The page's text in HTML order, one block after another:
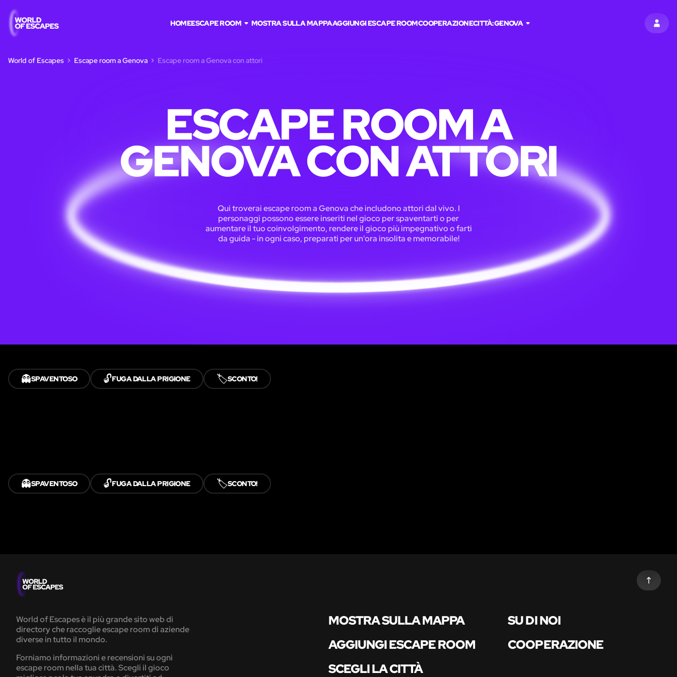
HOMEESCAPE ROOM MOSTRA SULLA MAPPAAGGIUNGI ESCAPE ROOMCOOPERAZIONECITTÀ:GENOVA
World of Escapes Escape room a Genova Escape room a Genova con attori
ESCAPE ROOM A
GENOVA CON ATTORI
Qui troverai escape room a Genova che includono attori dal vivo. I
personaggi possono essere inseriti nel gioco per spaventarti o per
aumentare il tuo coinvolgimento, rendere il gioco più impegnativo o farti
da guida - in ogni caso, preparati per un'ora insolita e memorabile!
👻SPAVENTOSO 🔓FUGA DALLA PRIGIONE 🏷️SCONTO!
👻SPAVENTOSO 🔓FUGA DALLA PRIGIONE 🏷️SCONTO!
World of Escapes è il più grande sito web di
directory che raccoglie escape room di aziende
diverse in tutto il mondo.
Forniamo informazioni e recensioni su ogni
escape room nella tua città. Scegli il gioco
MOSTRA SULLA MAPPA
SU DI NOI
AGGIUNGI ESCAPE ROOM
COOPERAZIONE
SCEGLI LA CITTÀ